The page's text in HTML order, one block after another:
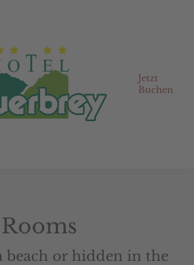
Jetzt
Buchen
Rooms
beach or hidden in the